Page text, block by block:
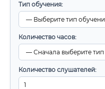
Тип обучения:
Количество часов:
Количество слушателей: